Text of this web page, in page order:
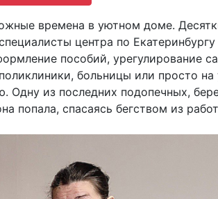
времена в уютном доме.
центра по
пособий, урегулирование
больницы или просто на
из последних подопечных,
попала, спасаясь бегством из